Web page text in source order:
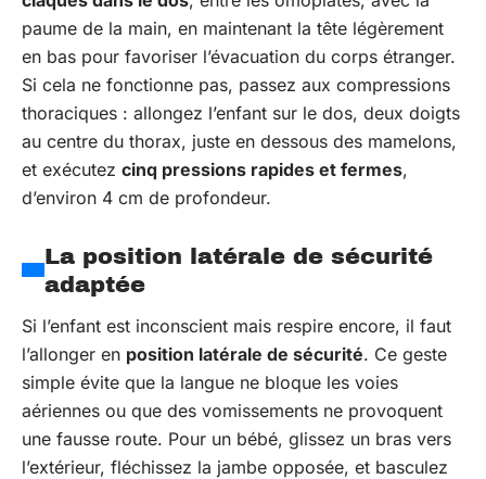
paume de la main, en maintenant la tête légèrement
en bas pour favoriser l’évacuation du corps étranger.
Si cela ne fonctionne pas, passez aux compressions
thoraciques : allongez l’enfant sur le dos, deux doigts
au centre du thorax, juste en dessous des mamelons,
et exécutez cinq pressions rapides et fermes,
d’environ 4 cm de profondeur.
La position latérale de sécurité
adaptée
Si l’enfant est inconscient mais respire encore, il faut
l’allonger en position latérale de sécurité. Ce geste
simple évite que la langue ne bloque les voies
aériennes ou que des vomissements ne provoquent
une fausse route. Pour un bébé, glissez un bras vers
l’extérieur, fléchissez la jambe opposée, et basculez